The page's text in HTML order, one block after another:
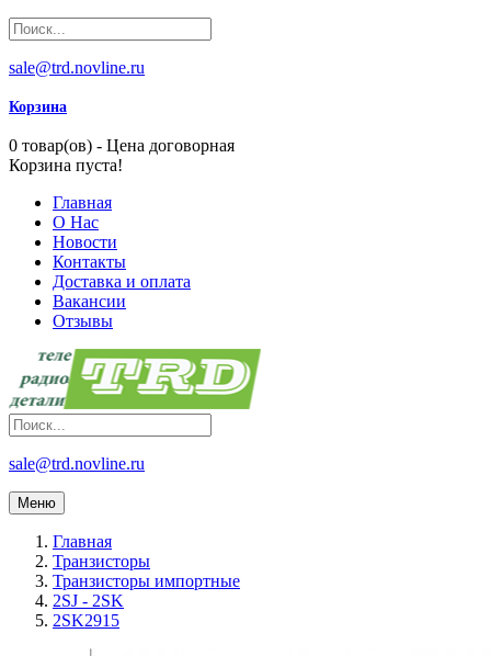
sale@trd.novline.ru
Корзина
0 товар(ов) - Цена договорная
Корзина пуста!
Главная
О Нас
Новости
Контакты
Доставка и оплата
Вакансии
Отзывы
sale@trd.novline.ru
Меню
Главная
Транзисторы
Транзисторы импортные
2SJ - 2SK
2SK2915